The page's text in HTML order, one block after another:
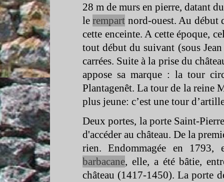
28 m de murs en pierre, datant
lerempart nord-ouest. Au début
cette enceinte. A cette époque,
tout début du suivant (sous
carrées. Suite à la prise du
appose sa marque : la tour
Plantagenêt. La tour de la reine
plus jeune: c’est une tour
Deux portes, la porte Saint-
d'accéder au château. De la
rien. Endommagée en 1793,
barbacane, elle, a été bâtie,
château (1417-1450). La porte